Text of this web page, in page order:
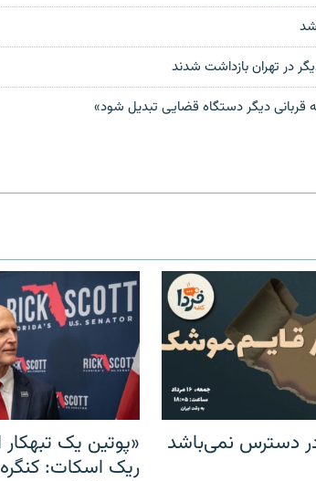
شد
در تهران بازداشت شدند
قربانی ديگر دستگاه قضايی تبديل شود»
دسترس نمی‌باشد
«پوتین یک
ریک اسکات: کنگره